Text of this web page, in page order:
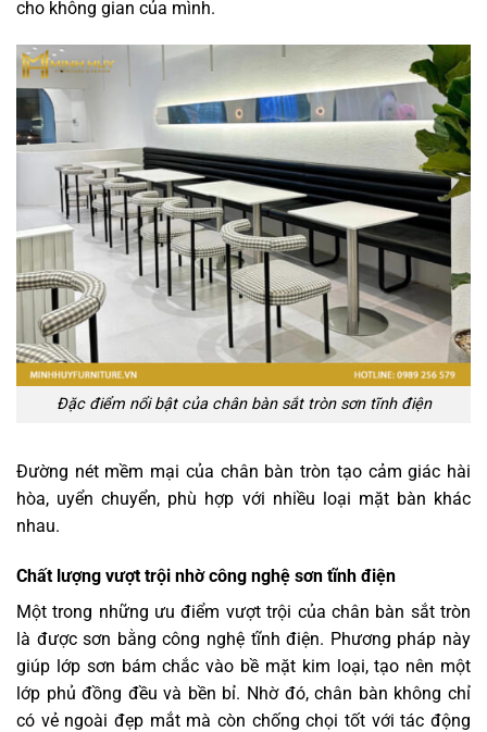
cho không gian của mình.
Đặc điểm nổi bật của chân bàn sắt tròn sơn tĩnh điện
Đường nét mềm mại của chân bàn tròn tạo cảm giác hài
hòa, uyển chuyển, phù hợp với nhiều loại mặt bàn khác
nhau.
Chất lượng vượt trội nhờ công nghệ sơn tĩnh điện
Một trong những ưu điểm vượt trội của chân bàn sắt tròn
là được sơn bằng công nghệ tĩnh điện. Phương pháp này
giúp lớp sơn bám chắc vào bề mặt kim loại, tạo nên một
lớp phủ đồng đều và bền bỉ. Nhờ đó, chân bàn không chỉ
có vẻ ngoài đẹp mắt mà còn chống chọi tốt với tác động